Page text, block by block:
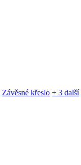
Závěsné křeslo + 3 další